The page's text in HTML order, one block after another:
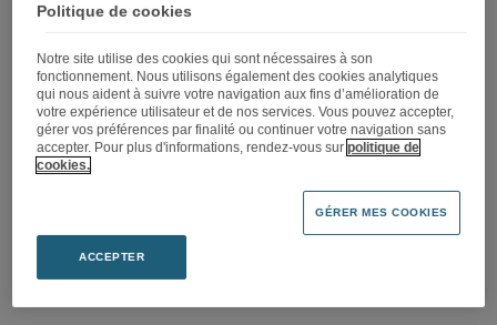
Politique de cookies
Notre site utilise des cookies qui sont nécessaires à son
fonctionnement. Nous utilisons également des cookies analytiques
qui nous aident à suivre votre navigation aux fins d’amélioration de
votre expérience utilisateur et de nos services. Vous pouvez accepter,
gérer vos préférences par finalité ou continuer votre navigation sans
accepter. Pour plus d'informations, rendez-vous surpolitique de
cookies.
GÉRER MES COOKIES
ACCEPTER